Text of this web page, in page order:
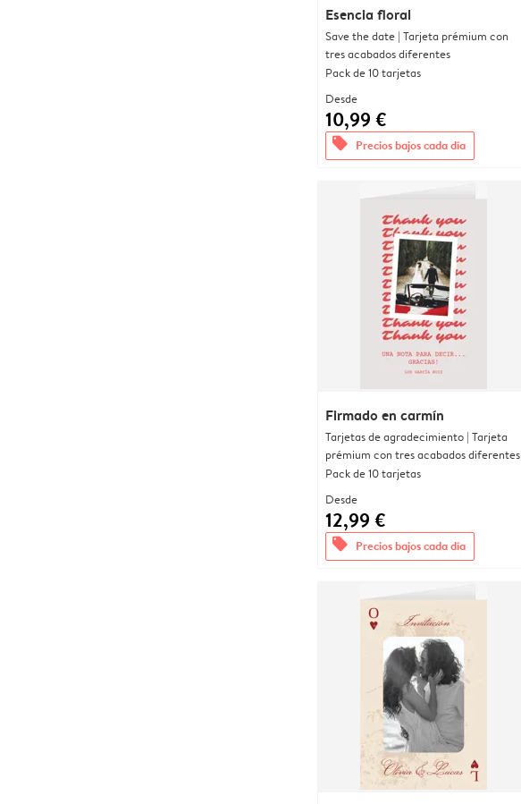
Esencia floral
Save the date | Tarjeta prémium con
tres acabados diferentes
Pack de 10 tarjetas
Desde
10,99 €
offers Precios bajos cada día
Firmado en carmín
Tarjetas de agradecimiento | Tarjeta
prémium con tres acabados diferentes
Pack de 10 tarjetas
Desde
12,99 €
offers Precios bajos cada día